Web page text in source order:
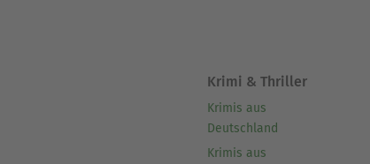
Krimi & Thriller
Krimis aus
Deutschland
Krimis aus